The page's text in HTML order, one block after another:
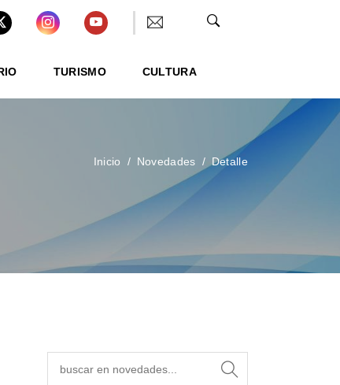
TURISMO CULTURA
Inicio Novedades Detalle